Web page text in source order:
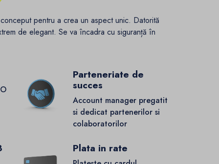
pentru a crea un aspect unic. Datorită
de elegant. Se va încadra cu siguranță în
Parteneriate de
succes
Account manager pregatit
si dedicat partenerilor si
colaboratorilor
Plata in rate